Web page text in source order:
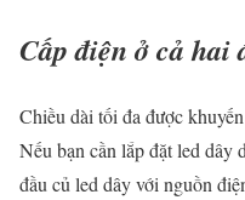
Cấp điện ở cả hai
Chiều dài tối đa được
Nếu bạn cần lắp đặt led dây
đầu củ led dây với nguồn